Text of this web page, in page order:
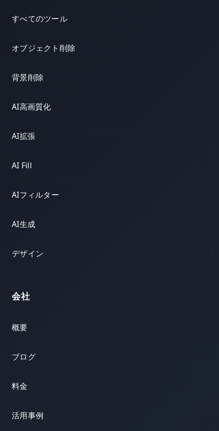
すべてのツール
オブジェクト削除
背景削除
AI高画質化
AI拡張
AI Fill
AIフィルター
AI生成
デザイン
会社
概要
ブログ
料金
活用事例